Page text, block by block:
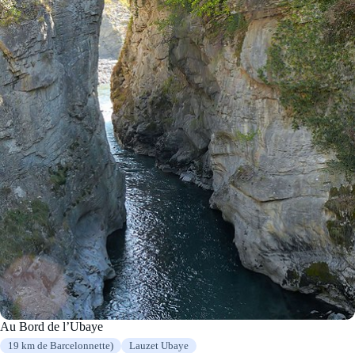
Au Bord de l’Ubaye
19 km de Barcelonnette) Lauzet Ubaye